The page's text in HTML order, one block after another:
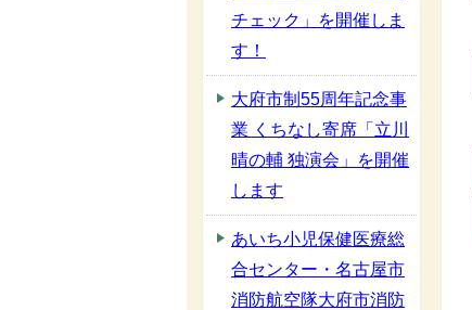
チェック」を開催しま
す！
大府市制55周年記念事
業 くちなし寄席「立川
晴の輔 独演会」を開催
します
あいち小児保健医療総
合センター・名古屋市
消防航空隊大府市消防